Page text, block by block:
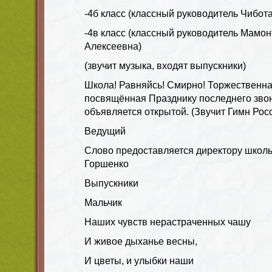
-4б класс (классный руководитель
-4в класс (классный руководитель
Алексеевна)
(звучит музыка, входят выпускники)
Школа! Равняйсь! Смирно!
посвящённая Празднику последнего
объявляется открытой. (Звучит Гимн
Ведущий
Слово предоставляется директору
Горшенко
Выпускники
Мальчик
Наших чувств нерастраченных чашу
И живое дыханье весны,
И цветы, и улыбки наши